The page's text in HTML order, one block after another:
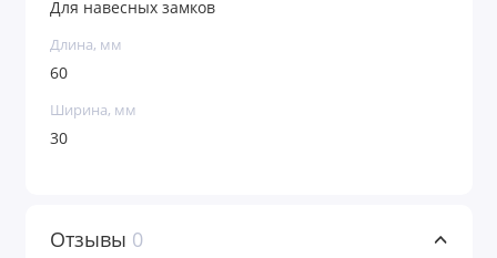
Для навесных замков
Длина, мм
60
Ширина, мм
30
Отзывы 0